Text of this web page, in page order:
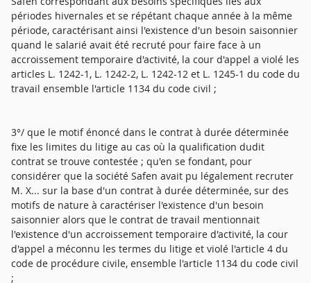
périodes hivernales et se répétant chaque année à la même
période, caractérisant ainsi l'existence d'un besoin saisonnier
quand le salarié avait été recruté pour faire face à un
accroissement temporaire d'activité, la cour d'appel a violé les
articles L. 1242-1, L. 1242-2, L. 1242-12 et L. 1245-1 du code du
travail ensemble l'article 1134 du code civil ;
3°/ que le motif énoncé dans le contrat à durée déterminée
fixe les limites du litige au cas où la qualification dudit
contrat se trouve contestée ; qu'en se fondant, pour
considérer que la société Safen avait pu légalement recruter
M. X... sur la base d'un contrat à durée déterminée, sur des
motifs de nature à caractériser l'existence d'un besoin
saisonnier alors que le contrat de travail mentionnait
l'existence d'un accroissement temporaire d'activité, la cour
d'appel a méconnu les termes du litige et violé l'article 4 du
code de procédure civile, ensemble l'article 1134 du code civil
;